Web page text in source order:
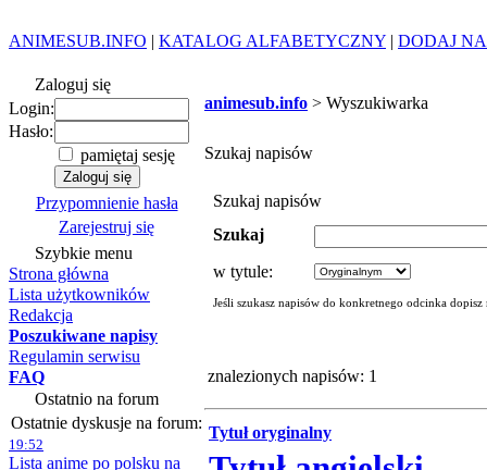
ANIMESUB.INFO | KATALOG ALFABETYCZNY | DODAJ
Zaloguj się
Login:
Hasło:
pamiętaj sesję
Przypomnienie hasła
Zarejestruj się
Szybkie menu
Strona główna
Lista użytkowników
Redakcja
Poszukiwane napisy
Regulamin serwisu
FAQ
Ostatnio na forum
Ostatnie dyskusje na forum:
19:52
Lista anime po polsku na
animesub.info > Wyszukiwarka
Szukaj napisów
Szukaj napisów
Szukaj
w tytule:
Jeśli szukasz napisów do konkretnego odcinka
znalezionych napisów: 1
Tytuł oryginalny